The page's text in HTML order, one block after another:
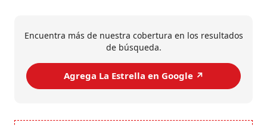
Encuentra más de nuestra cobertura en los resultados
de búsqueda.
Agrega La Estrella en Google ↗️